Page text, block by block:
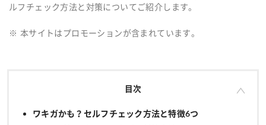
ルフチェック方法と対策についてご紹介します。
※ 本サイトはプロモーションが含まれています。
目次
ワキガかも？セルフチェック方法と特徴6つ